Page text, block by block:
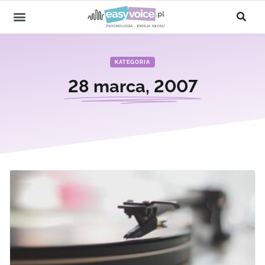
KATEGORIA
28 marca, 2007